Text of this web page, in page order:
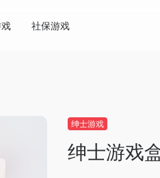
社保游戏
绅士游戏
绅士游戏